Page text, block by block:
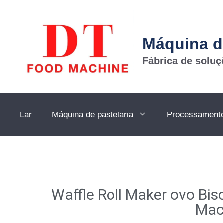
Máquina
Fábrica de
Lar Máquina de pastelaria
Waffle Roll Maker ovo